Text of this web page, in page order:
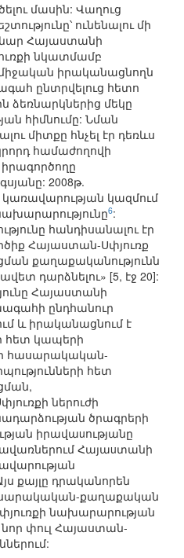
մասին: Վաղուց
ունենալու մի
Հայաստանի
նկատմամբ
իրականացնողն
ընտրվելուց հետո
ձեռնարկներից մեկը
հիմնումը: Նման
միտքը հնչել էր դեռևս
համաժողովի
2008թ.
կազմում
6:
հանդիսանալու էր
Հայաստան-Սփյուռք
քաղաքականությունն
դարձնելու» [5, էջ 20]:
Հայաստանի
ընդհանուր
և իրականացնում է
հետ կապերի
հասարակական-
հետ
ներուժի
ծրագրերի
իրավաuությանը
Հայաuտանի
քայլը դրականորեն
քաղաքական
նախարարության
նոր փուլ Հայաստան-